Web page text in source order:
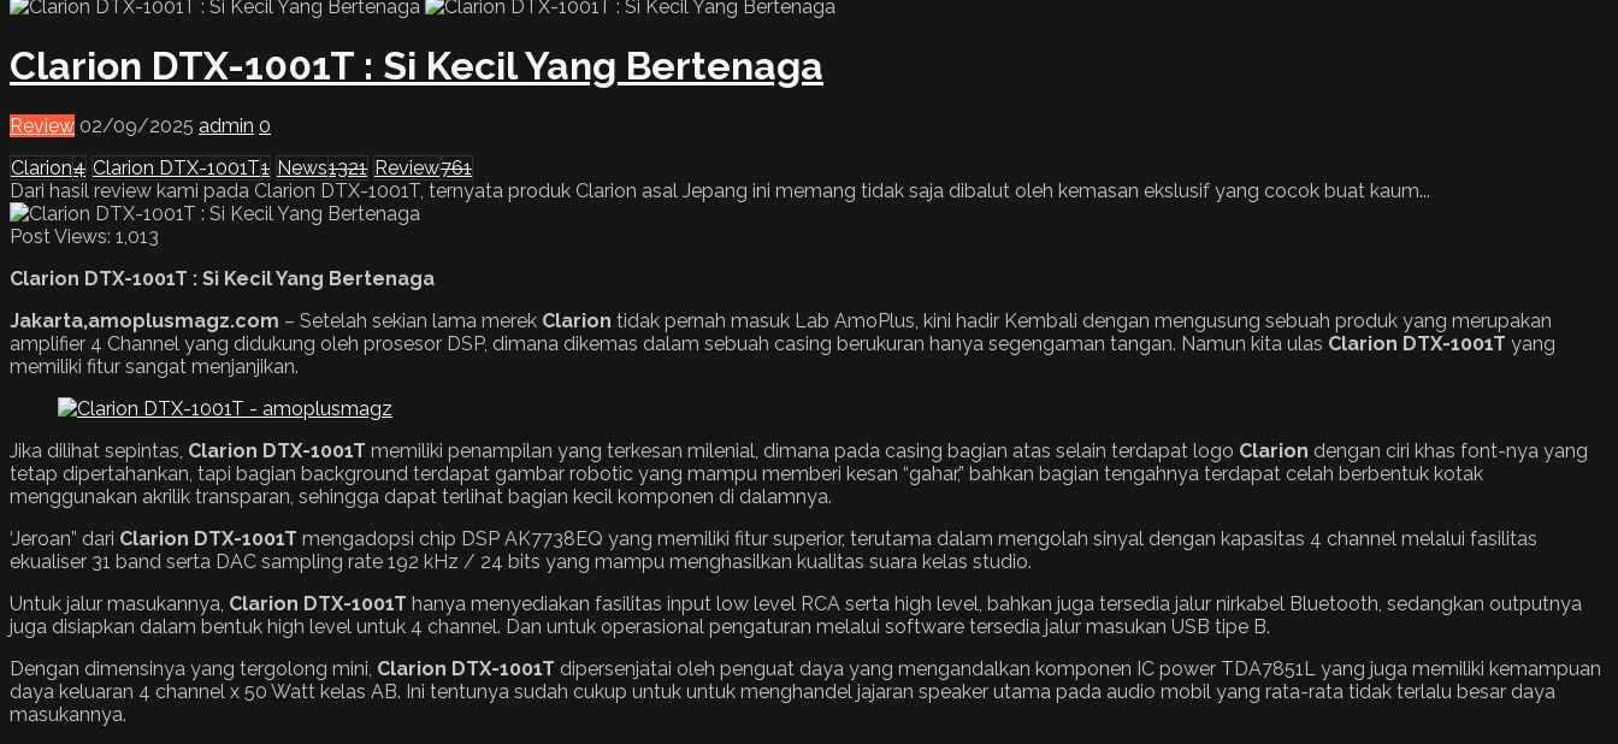
Clarion DTX-1001T : Si Kecil Yang Bertenaga
Review 02/09/2025 admin 0
Clarion4 Clarion DTX-1001T1 News1321 Review761
Dari hasil review kami pada Clarion DTX-1001T, ternyata produk Clarion asal Jepang ini memang tidak saja dibalut oleh kemasan ekslusif yang cocok buat kaum...
Post Views: 1,013
Clarion DTX-1001T : Si Kecil Yang Bertenaga
Jakarta,amoplusmagz.com – Setelah sekian lama merek Clarion tidak pernah masuk Lab AmoPlus, kini hadir Kembali dengan mengusung sebuah produk yang merupakan
amplifier 4 Channel yang didukung oleh prosesor DSP, dimana dikemas dalam sebuah casing berukuran hanya segengaman tangan. Namun kita ulas Clarion DTX-1001T yang
memiliki fitur sangat menjanjikan.
Jika dilihat sepintas, Clarion DTX-1001T memiliki penampilan yang terkesan milenial, dimana pada casing bagian atas selain terdapat logo Clarion dengan ciri khas font-nya yang
tetap dipertahankan, tapi bagian background terdapat gambar robotic yang mampu memberi kesan “gahar,” bahkan bagian tengahnya terdapat celah berbentuk kotak
menggunakan akrilik transparan, sehingga dapat terlihat bagian kecil komponen di dalamnya.
‘Jeroan” dari Clarion DTX-1001T mengadopsi chip DSP AK7738EQ yang memiliki fitur superior, terutama dalam mengolah sinyal dengan kapasitas 4 channel melalui fasilitas
ekualiser 31 band serta DAC sampling rate 192 kHz / 24 bits yang mampu menghasilkan kualitas suara kelas studio.
Untuk jalur masukannya, Clarion DTX-1001T hanya menyediakan fasilitas input low level RCA serta high level, bahkan juga tersedia jalur nirkabel Bluetooth, sedangkan outputnya
juga disiapkan dalam bentuk high level untuk 4 channel. Dan untuk operasional pengaturan melalui software tersedia jalur masukan USB tipe B.
Dengan dimensinya yang tergolong mini, Clarion DTX-1001T dipersenjatai oleh penguat daya yang mengandalkan komponen IC power TDA7851L yang juga memiliki kemampuan
daya keluaran 4 channel x 50 Watt kelas AB. Ini tentunya sudah cukup untuk untuk menghandel jajaran speaker utama pada audio mobil yang rata-rata tidak terlalu besar daya
masukannya.